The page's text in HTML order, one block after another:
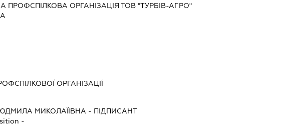
ПРОФСПІЛКОВА ОРГАНІЗАЦІЯ ТОВ "ТУРБІВ-АГРО"
ОРГАНІЗАЦІЇ
МИКОЛАЇІВНА - ПІДПИСАНТ
-